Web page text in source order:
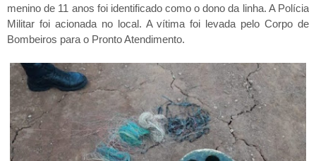
menino de 11 anos foi identificado como o dono da linha. A Polícia
Militar foi acionada no local. A vítima foi levada pelo Corpo de
Bombeiros para o Pronto Atendimento.